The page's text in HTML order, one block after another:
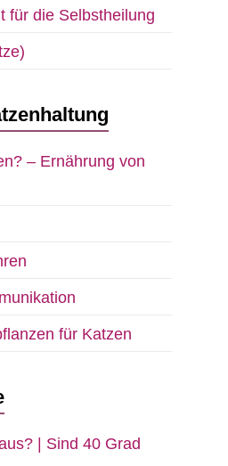
für die Selbstheilung
– Ernährung von
für Katzen
| Sind 40 Grad